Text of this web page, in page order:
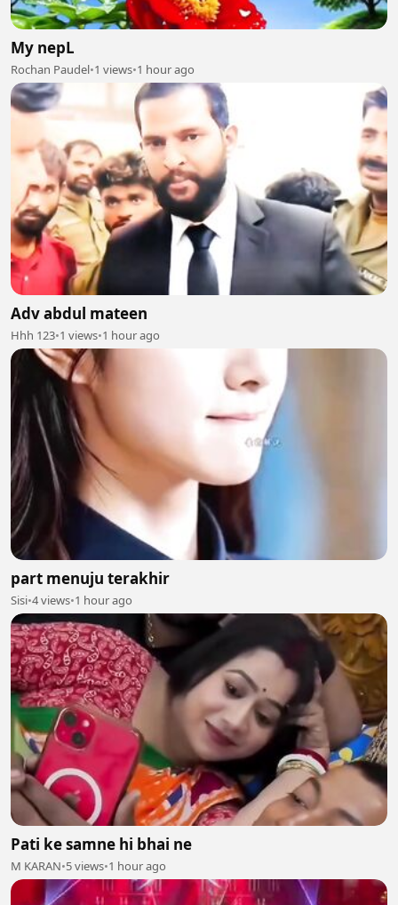
My nepL
Rochan Paudel•1 views•1 hour ago
Adv abdul mateen
Hhh 123•1 views•1 hour ago
part menuju terakhir
Sisi•4 views•1 hour ago
Pati ke samne hi bhai ne
M KARAN•5 views•1 hour ago